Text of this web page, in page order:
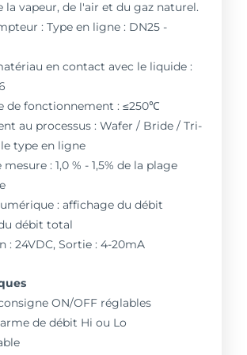
la vapeur, de l'air et du gaz naturel.
: Type en ligne : DN25 -
en contact avec le liquide :
de fonctionnement : ≤250℃
au processus : Wafer / Bride / Tri-
type en ligne
: 1,0 % - 1,5% de la plage
: affichage du débit
débit total
: 24VDC, Sortie : 4-20mA
ON/OFF réglables
de débit Hi ou Lo